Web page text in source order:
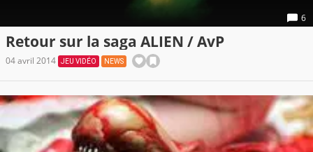
6
Retour sur la saga ALIEN / AvP
04 avril 2014 JEU VIDÉO NEWS